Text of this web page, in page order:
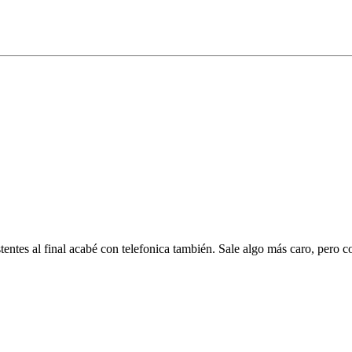
al final acabé con telefonica también. Sale algo más caro, pero